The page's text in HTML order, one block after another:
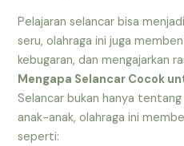
Pelajaran selancar bisa
seru, olahraga ini juga
kebugaran, dan mengajarkan
Mengapa Selancar Cocok
Selancar bukan hanya
anak-anak, olahraga ini
seperti: